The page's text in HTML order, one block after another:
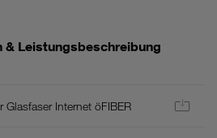
Leistungsbeschreibung
Internet öFIBER